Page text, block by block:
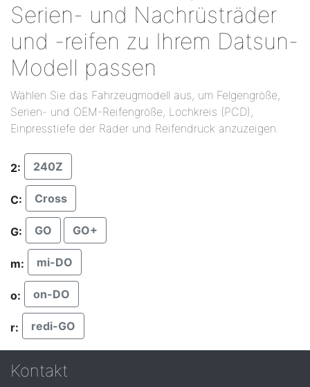
Serien- und Nachrüsträder
und -reifen zu Ihrem Datsun-
Modell passen
Wählen Sie das Fahrzeugmodell aus, um Felgengröße,
Serien- und OEM-Reifengröße, Lochkreis (PCD),
Einpresstiefe der Räder und Reifendruck anzuzeigen.
2: 240Z
C: Cross
G: GO GO+
m: mi-DO
o: on-DO
r: redi-GO
Kontakt